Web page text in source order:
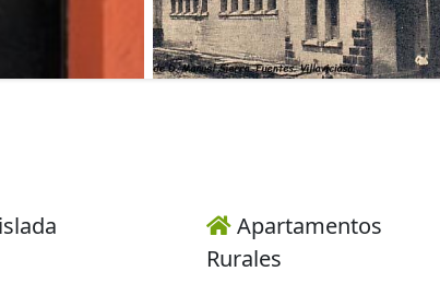
Apartamentos
Rurales